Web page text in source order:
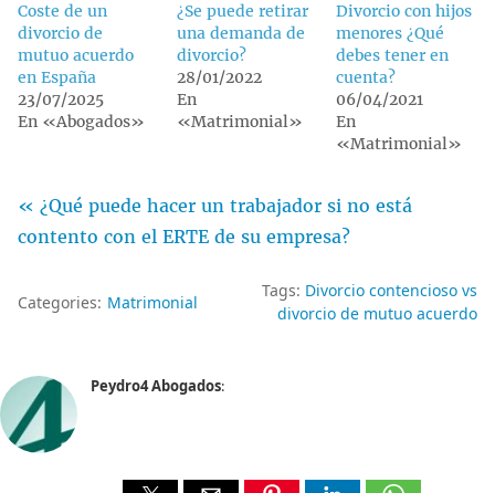
Coste de un
divorcio de
mutuo acuerdo
en España
23/07/2025
En «Abogados»
¿Se puede retirar
una demanda de
divorcio?
28/01/2022
En
«Matrimonial»
Divorcio con hijos
menores ¿Qué
debes tener en
cuenta?
06/04/2021
En
«Matrimonial»
« ¿Qué puede hacer un trabajador si no está
contento con el ERTE de su empresa?
Categories: Matrimonial
Tags: Divorcio contencioso vs
divorcio de mutuo acuerdo
Peydro4 Abogados: